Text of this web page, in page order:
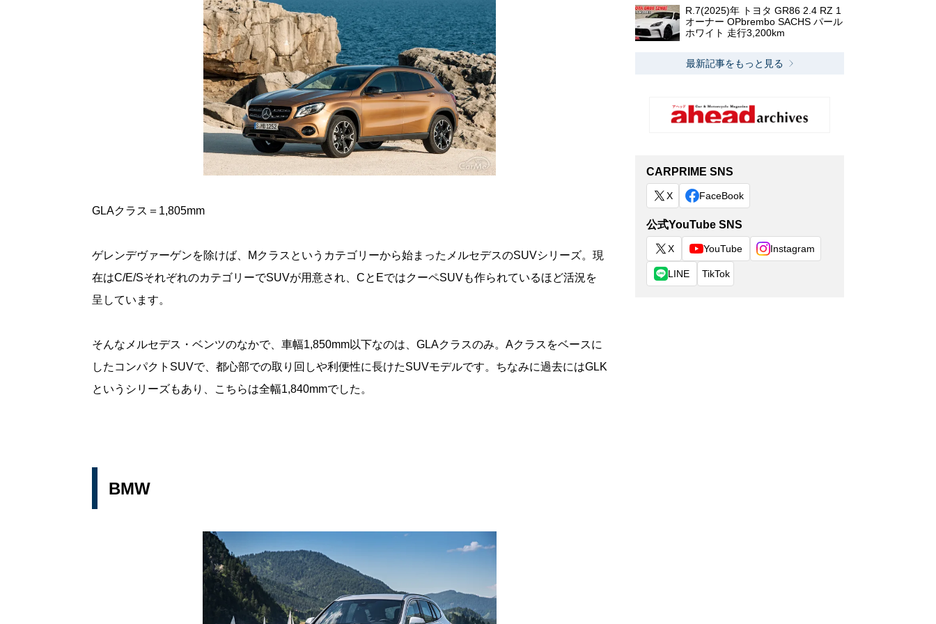
GLAクラス＝1,805mm
ゲレンデヴァーゲンを除けば、Mクラスというカテゴリーから始まったメルセデスのSUVシリーズ。現
在はC/E/SそれぞれのカテゴリーでSUVが用意され、CとEではクーペSUVも作られているほど活況を
呈しています。
そんなメルセデス・ベンツのなかで、車幅1,850mm以下なのは、GLAクラスのみ。Aクラスをベースに
したコンパクトSUVで、都心部での取り回しや利便性に長けたSUVモデルです。ちなみに過去にはGLK
というシリーズもあり、こちらは全幅1,840mmでした。
BMW
R.7(2025)年 トヨタ GR86 2.4 RZ 1
オーナー OPbrembo SACHS パール
ホワイト 走行3,200km
最新記事をもっと見る
CARPRIME SNS
X FaceBook
公式YouTube SNS
X YouTube Instagram
LINE TikTok